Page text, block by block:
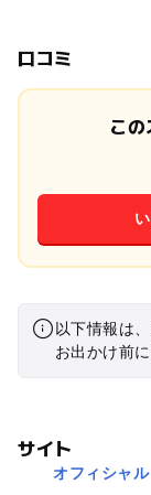
口コミ
こ
以下情報は
お出かけ前
サイト
オフィシャ